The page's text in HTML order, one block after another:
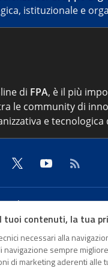
istituzionale e
di FPA, è il più
le community di
e tecnologica
d – 00154 Roma
telematica iscritta
e
I tuoi contenuti, la tua
necessari alla
navigazione sempre
di marketing aderenti alle